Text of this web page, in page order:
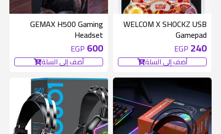
WELCOM X SHOCKZ USB
Gamepad
240
EGP
أضف إلى السلة
GEMAX H500 Gaming
Headset
600
EGP
أضف إلى السلة